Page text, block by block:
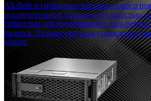
All-flash и гибридные массивы нового
исключительной производительностью,
гибкостью для модернизации дата-
бизнеса. Лучшие средства управления
классе.